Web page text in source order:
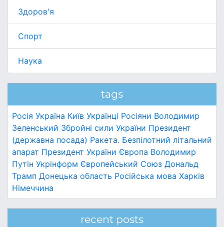
Здоров'я
Спорт
Наука
tags
Росія Україна Київ Українці Росіяни Володимир
Зеленський Збройні сили України Президент
(державна посада) Ракета. Безпілотний літальний
апарат Президент України Європа Володимир
Путін Укрінформ Європейський Союз Дональд
Трамп Донецька область Російська мова Харків
Німеччина
recent posts